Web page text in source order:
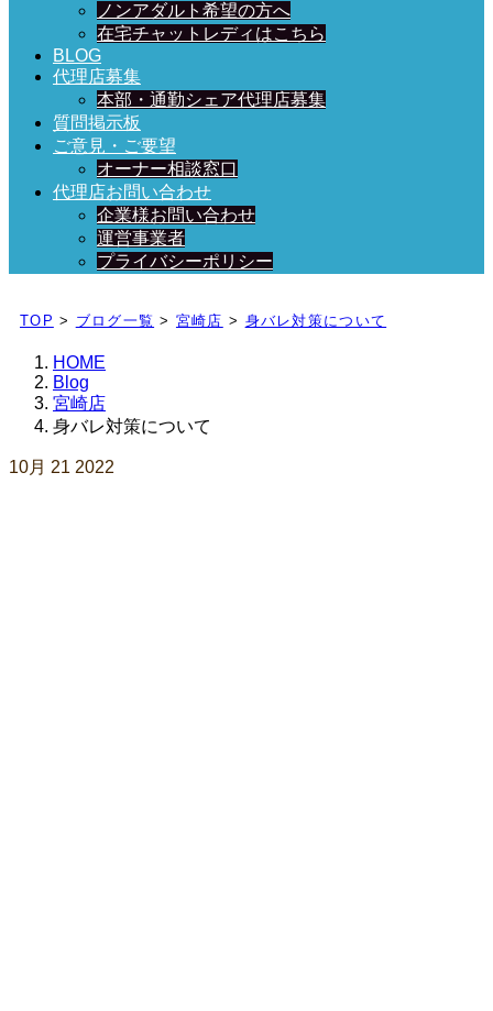
ノンアダルト希望の方へ
在宅チャットレディはこちら
BLOG
代理店募集
本部・通勤シェア代理店募集
質問掲示板
ご意見・ご要望
オーナー相談窓口
代理店お問い合わせ
企業様お問い合わせ
運営事業者
プライバシーポリシー
日々、ブログを更新中！
TOP > ブログ一覧 > 宮崎店 > 身バレ対策について
HOME
Blog
宮崎店
身バレ対策について
10月 21 2022